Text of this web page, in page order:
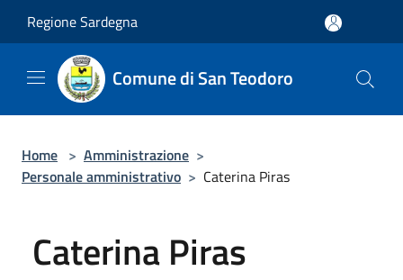
Regione Sardegna
Comune di San Teodoro
Home > Amministrazione >
Personale amministrativo > Caterina Piras
Caterina Piras